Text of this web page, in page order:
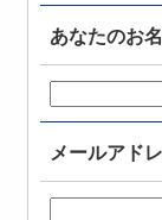
あなたのお
メールアド